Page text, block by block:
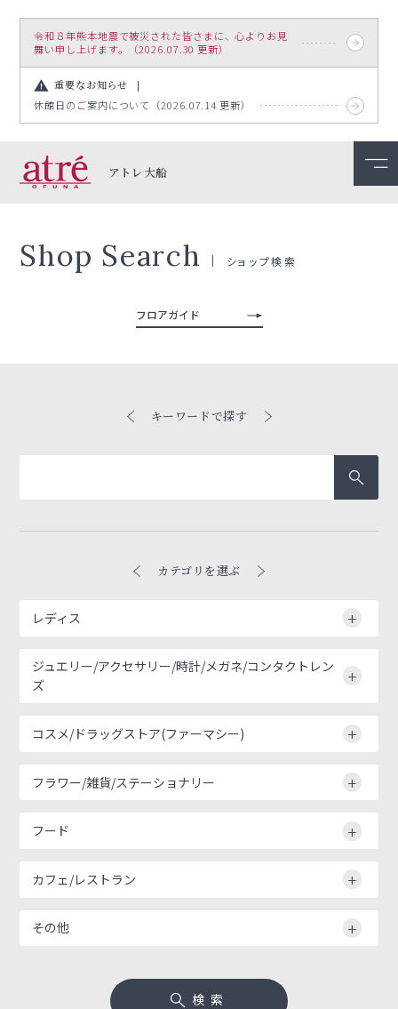
令和８年熊本地震で被災された皆さまに、心よりお見
舞い申し上げます。（2026.07.30 更新）
重要なお知らせ
休館日のご案内について（2026.07.14 更新）
アトレ大船
Shop Search ショップ検索
フロアガイド
キーワードで探す
カテゴリを選ぶ
レディス
ジュエリー/アクセサリー/時計/メガネ/コンタクトレン
ズ
コスメ/ドラッグストア(ファーマシー)
フラワー/雑貨/ステーショナリー
フード
カフェ/レストラン
その他
検索